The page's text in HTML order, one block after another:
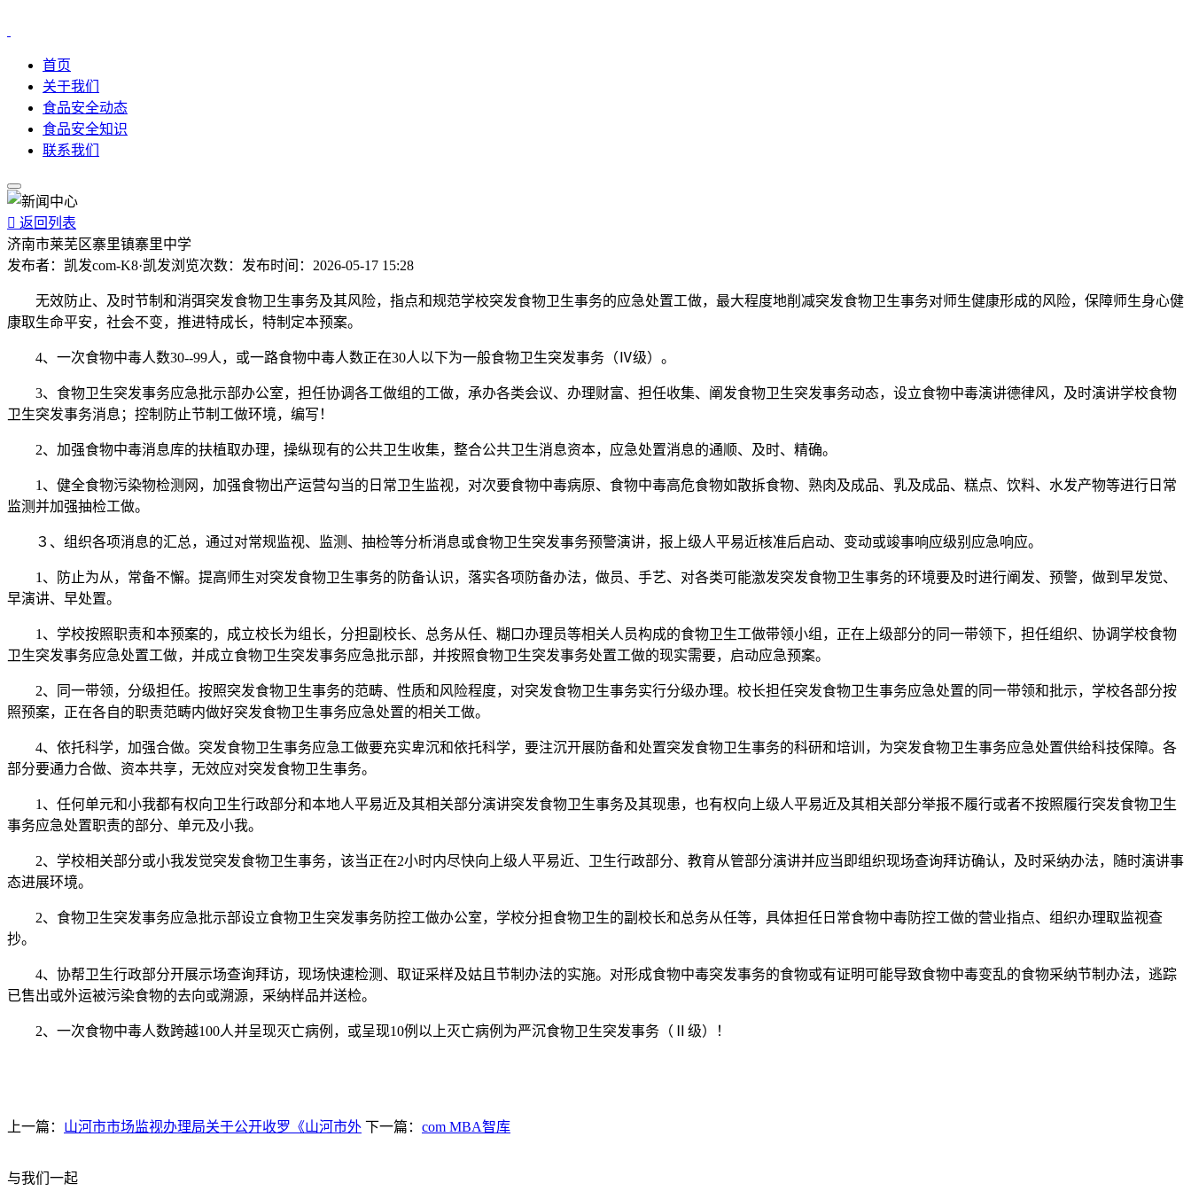
首页
关于我们
食品安全动态
食品安全知识
联系我们
 返回列表
济南市莱芜区寨里镇寨里中学
发布者： 凯发com-K8·凯发浏览次数： 发布时间： 2026-05-17 15:28
无效防止、及时节制和消弭突发食物卫生事务及其风险，指点和规范学校突发食物卫生事务的应急处置工做，最大程度地削减突发食物卫生事务对师生健康形成的风险，保障师生身心健
康取生命平安，社会不变，推进特成长，特制定本预案。
4、一次食物中毒人数30--99人，或一路食物中毒人数正在30人以下为一般食物卫生突发事务（Ⅳ级）。
3、食物卫生突发事务应急批示部办公室，担任协调各工做组的工做，承办各类会议、办理财富、担任收集、阐发食物卫生突发事务动态，设立食物中毒演讲德律风，及时演讲学校食物
卫生突发事务消息；控制防止节制工做环境，编写！
2、加强食物中毒消息库的扶植取办理，操纵现有的公共卫生收集，整合公共卫生消息资本，应急处置消息的通顺、及时、精确。
1、健全食物污染物检测网，加强食物出产运营勾当的日常卫生监视，对次要食物中毒病原、食物中毒高危食物如散拆食物、熟肉及成品、乳及成品、糕点、饮料、水发产物等进行日常
监测并加强抽检工做。
３、组织各项消息的汇总，通过对常规监视、监测、抽检等分析消息或食物卫生突发事务预警演讲，报上级人平易近核准后启动、变动或竣事响应级别应急响应。
1、防止为从，常备不懈。提高师生对突发食物卫生事务的防备认识，落实各项防备办法，做员、手艺、对各类可能激发突发食物卫生事务的环境要及时进行阐发、预警，做到早发觉、
早演讲、早处置。
1、学校按照职责和本预案的，成立校长为组长，分担副校长、总务从任、糊口办理员等相关人员构成的食物卫生工做带领小组，正在上级部分的同一带领下，担任组织、协调学校食物
卫生突发事务应急处置工做，并成立食物卫生突发事务应急批示部，并按照食物卫生突发事务处置工做的现实需要，启动应急预案。
2、同一带领，分级担任。按照突发食物卫生事务的范畴、性质和风险程度，对突发食物卫生事务实行分级办理。校长担任突发食物卫生事务应急处置的同一带领和批示，学校各部分按
照预案，正在各自的职责范畴内做好突发食物卫生事务应急处置的相关工做。
4、依托科学，加强合做。突发食物卫生事务应急工做要充实卑沉和依托科学，要注沉开展防备和处置突发食物卫生事务的科研和培训，为突发食物卫生事务应急处置供给科技保障。各
部分要通力合做、资本共享，无效应对突发食物卫生事务。
1、任何单元和小我都有权向卫生行政部分和本地人平易近及其相关部分演讲突发食物卫生事务及其现患，也有权向上级人平易近及其相关部分举报不履行或者不按照履行突发食物卫生
事务应急处置职责的部分、单元及小我。
2、学校相关部分或小我发觉突发食物卫生事务，该当正在2小时内尽快向上级人平易近、卫生行政部分、教育从管部分演讲并应当即组织现场查询拜访确认，及时采纳办法，随时演讲事
态进展环境。
2、食物卫生突发事务应急批示部设立食物卫生突发事务防控工做办公室，学校分担食物卫生的副校长和总务从任等，具体担任日常食物中毒防控工做的营业指点、组织办理取监视查
抄。
4、协帮卫生行政部分开展示场查询拜访，现场快速检测、取证采样及姑且节制办法的实施。对形成食物中毒突发事务的食物或有证明可能导致食物中毒变乱的食物采纳节制办法，逃踪
已售出或外运被污染食物的去向或溯源，采纳样品并送检。
2、一次食物中毒人数跨越100人并呈现灭亡病例，或呈现10例以上灭亡病例为严沉食物卫生突发事务（Ⅱ级）！
上一篇： 山河市市场监视办理局关于公开收罗《山河市外 下一篇： com MBA智库
与我们一起